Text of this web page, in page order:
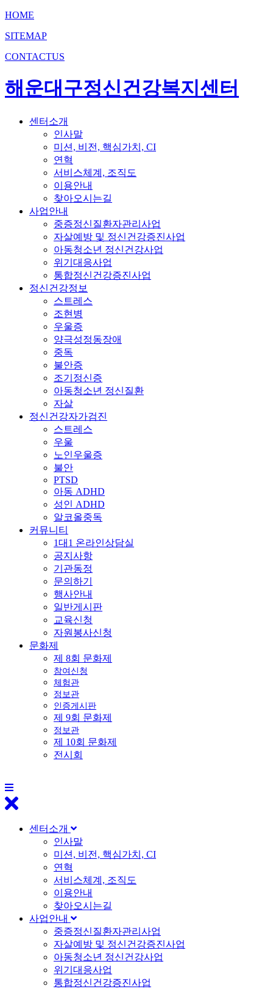
HOME
SITEMAP
CONTACTUS
해운대구정신건강복지센터
센터소개
인사말
미션, 비전, 핵심가치, CI
연혁
서비스체계, 조직도
이용안내
찾아오시는길
사업안내
중증정신질환자관리사업
자살예방 및 정신건강증진사업
아동청소년 정신건강사업
위기대응사업
통합정신건강증진사업
정신건강정보
스트레스
조현병
우울증
양극성정동장애
중독
불안증
조기정신증
아동청소년 정신질환
자살
정신건강자가검진
스트레스
우울
노인우울증
불안
PTSD
아동 ADHD
성인 ADHD
알코올중독
커뮤니티
1대1 온라인상담실
공지사항
기관동정
문의하기
행사안내
일반게시판
교육신청
자원봉사신청
문화제
제 8회 문화제
참여신청
체험관
정보관
인증게시판
제 9회 문화제
정보관
제 10회 문화제
전시회
센터소개
인사말
미션, 비전, 핵심가치, CI
연혁
서비스체계, 조직도
이용안내
찾아오시는길
사업안내
중증정신질환자관리사업
자살예방 및 정신건강증진사업
아동청소년 정신건강사업
위기대응사업
통합정신건강증진사업